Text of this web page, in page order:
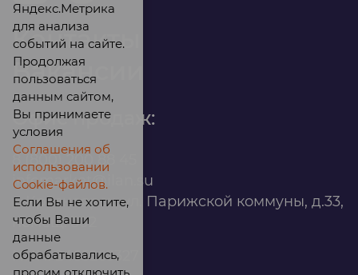
Контакты
Вакансии
Офис продаж:
infomarket@ilan.su
г. Красноярск, ул. Парижской коммуны, д.33,
помещ. 302
ИНН: 2465263327
Яндекс.Метрика
для анализа
событий на сайте.
Продолжая
пользоваться
данным сайтом,
Вы принимаете
условия
Соглашения об
использовании
Cookie-файлов.
Если Вы не хотите,
чтобы Ваши
данные
обрабатывались,